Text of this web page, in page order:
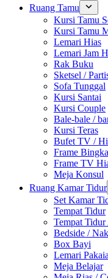
Ruang Tamu
Kursi Tamu
Kursi Tamu
Lemari Hias
Lemari Jam
Rak Buku
Sketsel /
Sofa Tunggal
Kursi Santai
Kursi Couple
Bale-bale /
Kursi Teras
Bufet TV /
Frame
Frame TV
Meja Konsul
Ruang Kamar Tidur
Set Kamar
Tempat Tidur
Tempat
Bedside /
Box Bayi
Lemari
Meja Belajar